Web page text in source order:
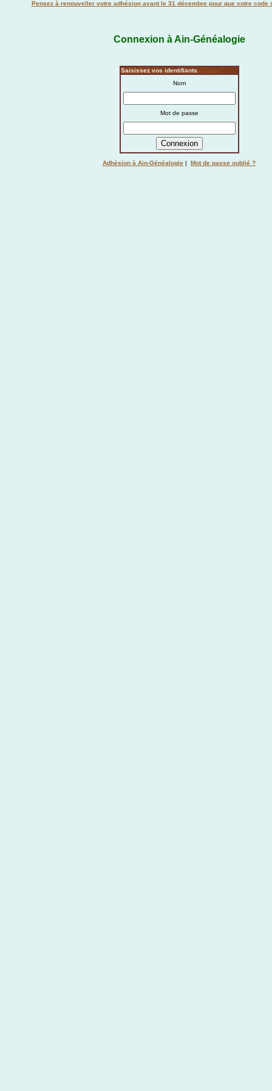
Pensez à renouveller votre adhésion avant le 31 décembre pour que votre code
Connexion à Ain-Généalogie
Saisissez vos identifiants
Nom
Mot de passe
Adhésion à Ain-Généalogie | Mot de passe oublié ?